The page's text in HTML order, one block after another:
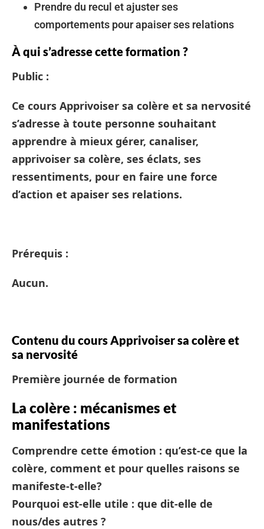
Prendre du recul et ajuster ses
comportements pour apaiser ses relations
À qui s’adresse cette formation ?
Public :
Ce cours Apprivoiser sa colère et sa nervosité
s’adresse à toute personne souhaitant
apprendre à mieux gérer, canaliser,
apprivoiser sa colère, ses éclats, ses
ressentiments, pour en faire une force
d’action et apaiser ses relations.
Prérequis :
Aucun.
Contenu du cours Apprivoiser sa colère et
sa nervosité
Première journée de formation
La colère : mécanismes et
manifestations
Comprendre cette émotion : qu’est-ce que la
colère, comment et pour quelles raisons se
manifeste-t-elle?
Pourquoi est-elle utile : que dit-elle de
nous/des autres ?